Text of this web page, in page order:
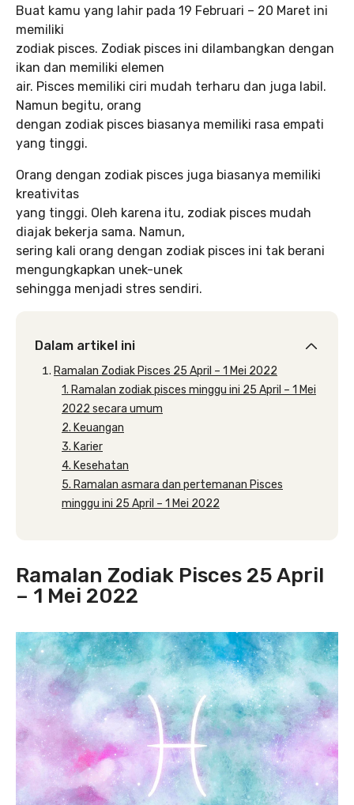
Buat kamu yang lahir pada 19 Februari – 20 Maret ini
memiliki
zodiak pisces. Zodiak pisces ini dilambangkan dengan
ikan dan memiliki elemen
air. Pisces memiliki ciri mudah terharu dan juga labil.
Namun begitu, orang
dengan zodiak pisces biasanya memiliki rasa empati
yang tinggi.
Orang dengan zodiak pisces juga biasanya memiliki
kreativitas
yang tinggi. Oleh karena itu, zodiak pisces mudah
diajak bekerja sama. Namun,
sering kali orang dengan zodiak pisces ini tak berani
mengungkapkan unek-unek
sehingga menjadi stres sendiri.
Dalam artikel ini
Ramalan Zodiak Pisces 25 April – 1 Mei 2022
1. Ramalan zodiak pisces minggu ini 25 April – 1 Mei
2022 secara umum
2. Keuangan
3. Karier
4. Kesehatan
5. Ramalan asmara dan pertemanan Pisces
minggu ini 25 April – 1 Mei 2022
Ramalan Zodiak Pisces 25 April
– 1 Mei 2022